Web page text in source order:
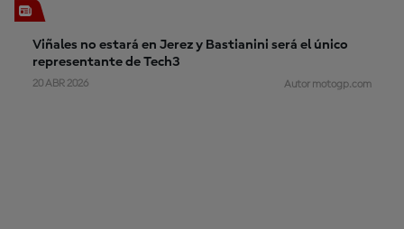
Viñales no estará en Jerez y Bastianini será el único
representante de Tech3
20 ABR 2026 Autor motogp.com